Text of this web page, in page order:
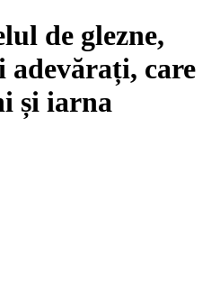
de glezne,
care
și iarna